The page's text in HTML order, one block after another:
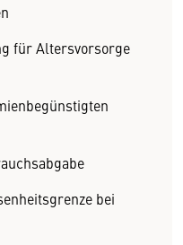
für Altersvorsorge
bei